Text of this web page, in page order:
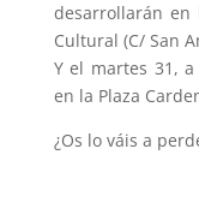
desarrollarán en
Cultural (C/ San
Y el martes 31,
en la Plaza
¿Os lo váis a